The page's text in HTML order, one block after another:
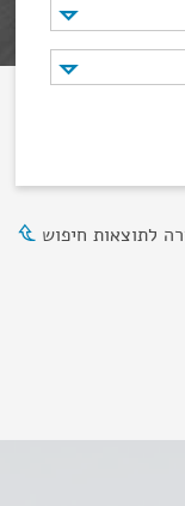
לתוצאות חיפוש